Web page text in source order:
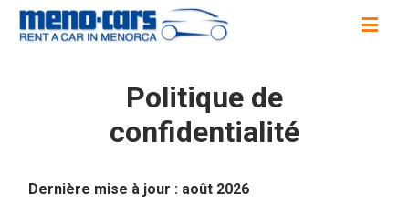
Politique de
confidentialité
Dernière mise à jour : août 2026